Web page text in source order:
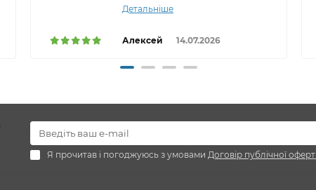
Детальніше
Алексей 14.07.2026
Я прочитав і погоджуюсь з умовами Договір публічної